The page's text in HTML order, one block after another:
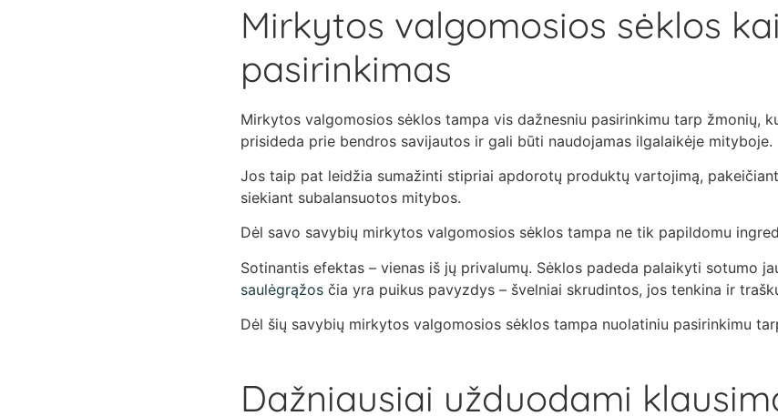
Mirkytos valgomosios sėklos
pasirinkimas
Mirkytos valgomosios sėklos tampa vis dažnesniu pasirinkimu tarp žmonių,
prisideda prie bendros savijautos ir gali būti naudojamas ilgalaikėje mityboje.
Jos taip pat leidžia sumažinti stipriai apdorotų produktų vartojimą,
siekiant subalansuotos mitybos.
Dėl savo savybių mirkytos valgomosios sėklos tampa ne tik papildomu
Sotinantis efektas – vienas iš jų privalumų. Sėklos padeda palaikyti sotumo
saulėgrąžosčia yra puikus pavyzdys – švelniai skrudintos, jos tenkina ir
Dėl šių savybių mirkytos valgomosios sėklos tampa nuolatiniu pasirinkimu
Dažniausiai užduodami